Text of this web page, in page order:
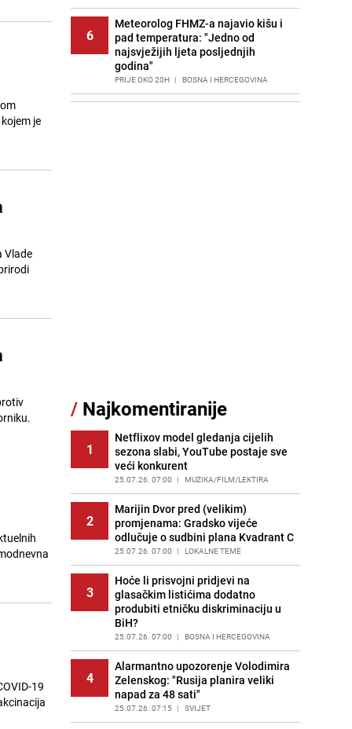
je
Vlade
19
6
Meteorolog FHMZ-a najavio kišu i
pad temperatura: "Jedno od
najsvježijih ljeta posljednjih
godina"
PRIJE OKO 20H | BOSNA I HERCEGOVINA
11
Cijela regija čeka njegovu
progonozu: Poznati meteorolog
najavljuje veću promjenu vremena
PRIJE OKO 15H | REGIJA
12
Tajna savršenog makedonskog
ajvara: Stari recept za kremast i
bogat okus
PRIJE 2 DANA | RECEPTI
13
Borba trajala satima: Pogledajte
'grdosiju' od skoro tri metra koju su
braća izvukla iz mora
PRIJE 2 DANA SVIJET
Gosti iz Njemačke napravili požar u
apartmanu u Istri, vlasniku se
smijali i pokazivali srednji prst
PRIJE 1 DAN | REGIJA
Očistite rernu bez hemikalija:
Poznata stručnjakinja dijeli savjete
PRIJE 1 DAN | ŽIVOT I STIL
/ Najkomentiranije
1
Netflixov model gledanja cijelih
sezona slabi, YouTube postaje sve
veći konkurent
25.07.26. 07:00 | MUZIKA/FILM/LEKTIRA
2
Marijin Dvor pred (velikim)
promjenama: Gradsko vijeće
odlučuje o sudbini plana Kvadrant C
25.07.26. 07:00 | LOKALNE TEME
3
Hoće li prisvojni pridjevi na
glasačkim listićima dodatno
produbiti etničku diskriminaciju u
BiH?
25.07.26. 07:00 | BOSNA I HERCEGOVINA
4
Alarmantno upozorenje Volodimira
Zelenskog: "Rusija planira veliki
napad za 48 sati"
25.07.26. 07:15 | SVIJET